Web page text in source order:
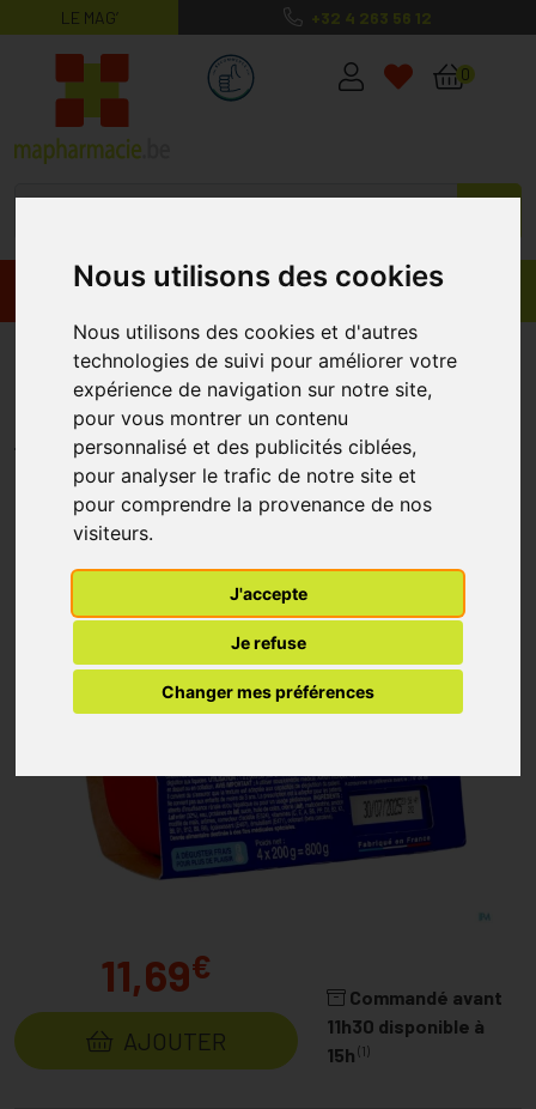
Nous utilisons des cookies
Nous utilisons des cookies et d'autres
technologies de suivi pour améliorer votre
expérience de navigation sur notre site,
pour vous montrer un contenu
personnalisé et des publicités ciblées,
pour analyser le trafic de notre site et
pour comprendre la provenance de nos
visiteurs.
J'accepte
Je refuse
Changer mes préférences
LE MAG’ +32 4 263 56 12
MaPharmacie.be ma santé, mes
0
Promos Produits
Delical Crème Dessert La
Floridine Fraise 4x200g
DELICAL
11,69€
AJOUTER
Commandé avant
11h30 disponible à
15h (1)